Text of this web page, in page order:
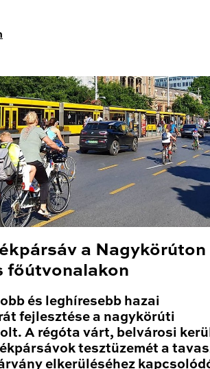
a Nagykörúton
főútvonalakon
és leghíresebb hazai
fejlesztése a nagykörúti
A régóta várt, belvárosi
tesztüzemét a
elkerüléséhez